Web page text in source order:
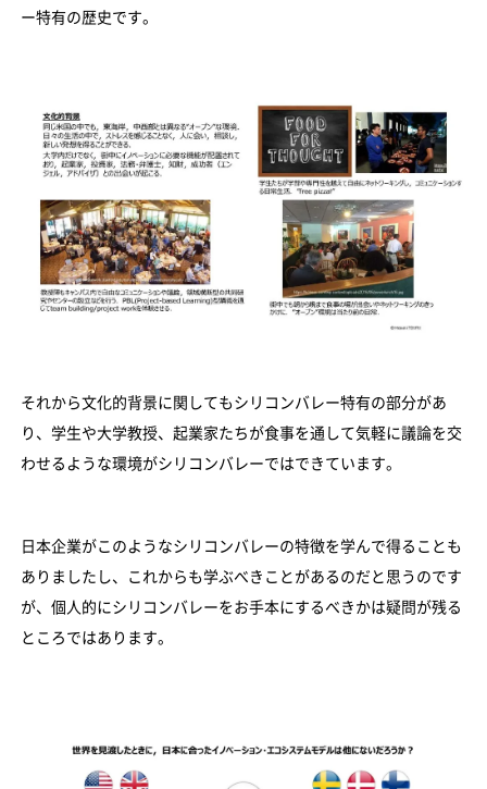
ー特有の歴史です。
それから文化的背景に関してもシリコンバレー特有の部分があ
り、学生や大学教授、起業家たちが食事を通して気軽に議論を交
わせるような環境がシリコンバレーではできています。
日本企業がこのようなシリコンバレーの特徴を学んで得ることも
ありましたし、これからも学ぶべきことがあるのだと思うのです
が、個人的にシリコンバレーをお手本にするべきかは疑問が残る
ところではあります。